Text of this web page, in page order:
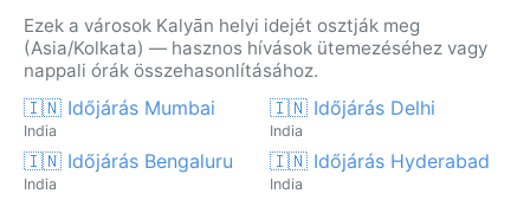
Ezek a városok Kalyān helyi idejét osztják meg
(Asia/Kolkata) — hasznos hívások ütemezéséhez vagy
nappali órák összehasonlításához.
🇮🇳 Időjárás Mumbai
India
🇮🇳 Időjárás Delhi
India
🇮🇳 Időjárás Bengaluru
India
🇮🇳 Időjárás Hyderabad
India